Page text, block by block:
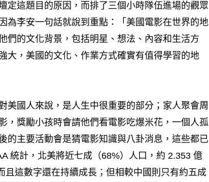
定這題目的原因，而排了三個小時隊伍進場的觀眾
為李安一句話就說到重點：「美國電影在世界的地
們的文化背景，包括明星、想法、內容和生活方
大，美國的文化、作業方式確實有值得學習的地
美國人來說，是人生中很重要的部分；家人聚會周
，獎勵小孩時會請他們看電影吃爆米花，一個人孤
的主要活動會是猜電影知識與八卦消息，這些都已
統計，北美將近七成（68%）人口，約 2.353 億
且這數字還在持續成長；但相較中國則只有約五成